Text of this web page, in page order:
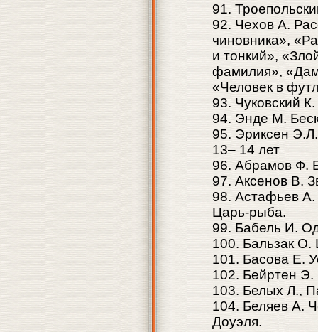
91.
92. Чехов А.
чиновника»,
и тонкий»,
фамилия»,
«Человек в
93. Чуковский
94. Энде М.
95. Эриксен
13– 14 лет
96. Абрамов Ф.
97. Аксенов В.
98. Астафьев А.
Царь-рыба.
99. Бабель И.
100. Бальзак О.
101. Басова Е.
102. Бейртен Э.
103. Белых Л.,
104. Беляев А.
Доуэля.